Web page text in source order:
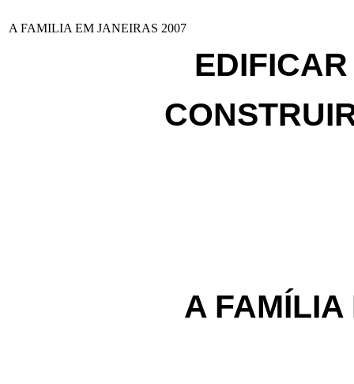
A FAMILIA EM JANEIRAS 2007
A